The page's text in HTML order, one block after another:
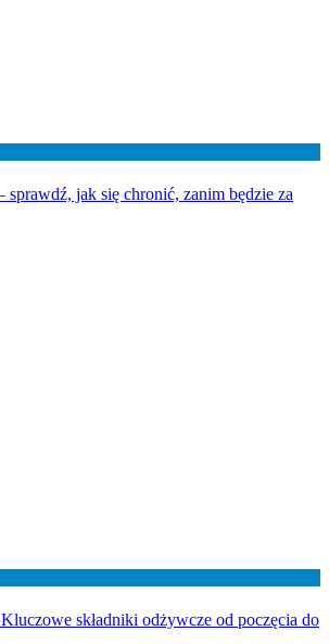
sprawdź, jak się chronić, zanim będzie za
składniki odżywcze od poczęcia do